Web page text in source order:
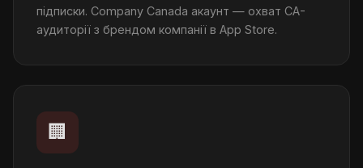
підписки. Company Canada акаунт — охват CA-
аудиторії з брендом компанії в App Store.
🏢